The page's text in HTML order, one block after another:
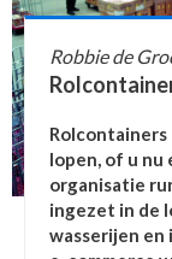
Robbie de
lopen, of u
organisatie
ingezet in de
wasserijen en